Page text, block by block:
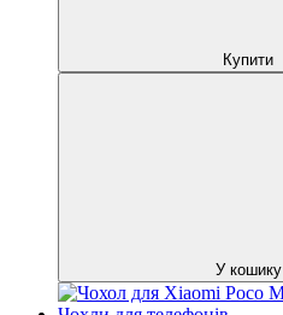
Купити
У кошику